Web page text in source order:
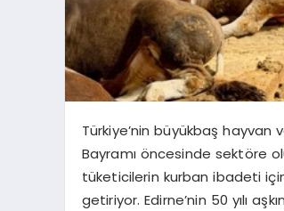
Türkiye’nin büyükbaş hayvan
Bayramı öncesinde sektöre
tüketicilerin kurban ibadeti
getiriyor. Edirne’nin 50 yılı